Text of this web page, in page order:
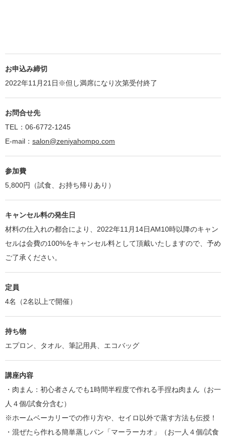
お申込み締切
2022年11月21日※但し満席になり次第受付終了
お問合せ先
TEL：06-6772-1245
E-mail： salon@zeniyahompo.com
参加費
5,800円（試食、お持ち帰りあり）
キャンセル料の発生日
材料の仕入れの都合により、2022年11月14日AM10時以降のキャン
セルは会費の100%をキャンセル料として頂戴いたしますので、予め
ご了承ください。
定員
4名（2名以上で開催）
持ち物
エプロン、タオル、筆記用具、エコバッグ
講座内容
・肉まん：初心者さんでも1時間半程度で作れる手捏ね肉まん（お一
人４個/試食分含む）
※ホームベーカリーでの作り方や、セイロ以外で蒸す方法も伝授！
・混ぜたら作れる簡単蒸しパン「マーラーカオ」（お一人４個/試食